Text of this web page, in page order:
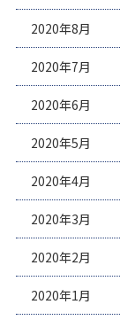
2020年8月
2020年7月
2020年6月
2020年5月
2020年4月
2020年3月
2020年2月
2020年1月